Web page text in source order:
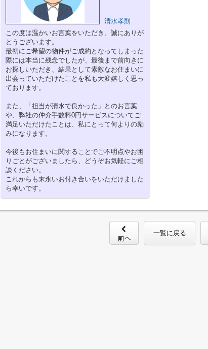
清水孝則
この度は温かいお言葉をいただき、誠にありが
とうございます。
最初にご希望の物件がご成約となってしまった
際には本当に残念でしたが、最後まで前向きに
お探しいただき、結果として素敵なお住まいに
出会っていただけたことを私も大変嬉しく思っ
ております。
また、「担当が清水で良かった」とのお言葉
や、弊社の仲介手数料0円サービスについてご
満足いただけたことは、私にとって何よりの励
みになります。
今後もお住まいに関することでご不明点やお困
りごとがございましたら、どうぞお気軽にご相
談ください。
これからも末永いお付き合いをいただけました
ら幸いです。
一覧に戻る